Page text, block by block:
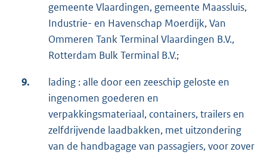
gemeente Vlaardingen, gemeente Maassluis,
Industrie- en Havenschap Moerdijk, Van
Ommeren Tank Terminal Vlaardingen B.V.,
Rotterdam Bulk Terminal B.V.;
9.
lading : alle door een zeeschip geloste en
ingenomen goederen en
verpakkingsmateriaal, containers, trailers en
zelfdrijvende laadbakken, met uitzondering
van de handbagage van passagiers, voor zover